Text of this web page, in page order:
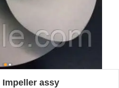
Impeller assy